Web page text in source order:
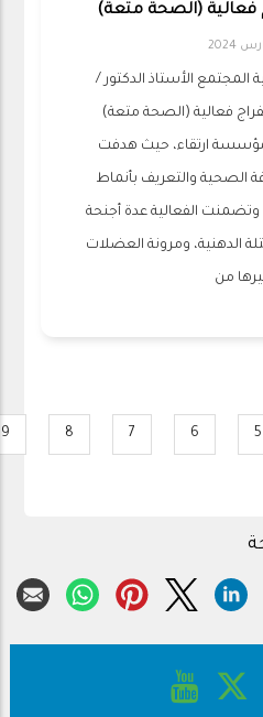
فعالية (الصحة متعة)
المجتمع الأستاذ الدكتور /
فعالية (الصحة متعة)
ارتقاء، حيث هدفت
الصحية والتعريف بأنماط
وتضمنت الفعالية عدة أجنحة
الدهنية، ومرونة العضلات
من
Page
5
Page
6
Page7
Page
8
9